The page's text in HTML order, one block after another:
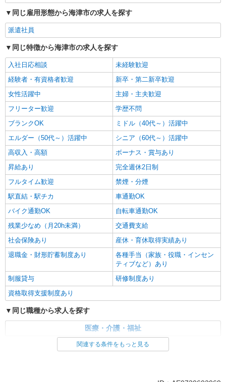
同じ雇用形態から海津市の求人を探す
派遣社員
同じ特徴から海津市の求人を探す
入社日応相談
未経験歓迎
経験者・有資格者歓迎
新卒・第二新卒歓迎
女性活躍中
主婦・主夫歓迎
フリーター歓迎
学歴不問
ブランクOK
ミドル（40代～）活躍中
エルダー（50代～）活躍中
シニア（60代～）活躍中
高収入・高額
ボーナス・賞与あり
昇給あり
完全週休2日制
フルタイム歓迎
禁煙・分煙
駅直結・駅チカ
車通勤OK
バイク通勤OK
自転車通勤OK
残業少なめ（月20h未満）
交通費支給
社会保険あり
産休・育休取得実績あり
退職金・財形貯蓄制度あり
各種手当（家族・役職・インセン
ティブなど）あり
制服貸与
研修制度あり
資格取得支援制度あり
同じ職種から求人を探す
医療・介護・福祉
同じ特徴から求人を探す関連する条件をもっと見る